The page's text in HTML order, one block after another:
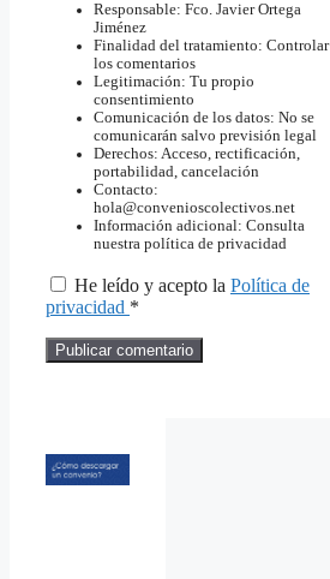
Responsable: Fco. Javier Ortega
Jiménez
Finalidad del tratamiento: Controlar
los comentarios
Legitimación: Tu propio
consentimiento
Comunicación de los datos: No se
comunicarán salvo previsión legal
Derechos: Acceso, rectificación,
portabilidad, cancelación
Contacto:
hola@convenioscolectivos.net
Información adicional: Consulta
nuestra política de privacidad
He leído y acepto la Política de
privacidad *